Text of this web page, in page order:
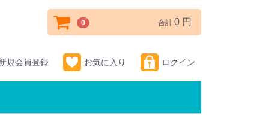
規会員登録 お気に入り ログイン
0 合計 0 円